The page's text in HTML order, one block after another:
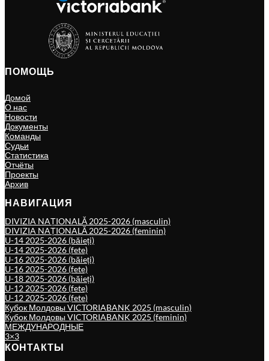
ПОМОЩЬ
Домой
О нас
Новости
Документы
Команды
Судьи
Статистика
Отчёты
Проекты
Архив
НАВИГАЦИЯ
DIVIZIA NAȚIONALĂ 2025-2026 (masculin)
DIVIZIA NAȚIONALĂ 2025-2026 (feminin)
U-14 2025-2026 (băieți)
U-14 2025-2026 (fete)
U-16 2025-2026 (băieți)
U-16 2025-2026 (fete)
U-18 2025-2026 (băieți)
U-12 2025-2026 (fete)
U-12 2025-2026 (fete)
Кубок Молдовы VICTORIABANK 2025 (masculin)
Кубок Молдовы VICTORIABANK 2025 (feminin)
МЕЖДУНАРОДНЫЕ
3×3
КОНТАКТЫ